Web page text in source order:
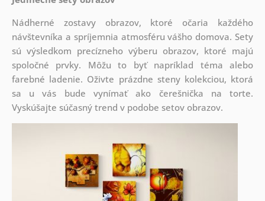
Nádherné zostavy obrazov, ktoré očaria každého
návštevníka a spríjemnia atmosféru vášho domova. Sety
sú výsledkom precízneho výberu obrazov, ktoré majú
spoločné prvky. Môžu to byť napríklad téma alebo
farebné ladenie. Oživte prázdne steny kolekciou, ktorá
sa u vás bude vynímať ako čerešnička na torte.
Vyskúšajte súčasný trend v podobe setov obrazov.